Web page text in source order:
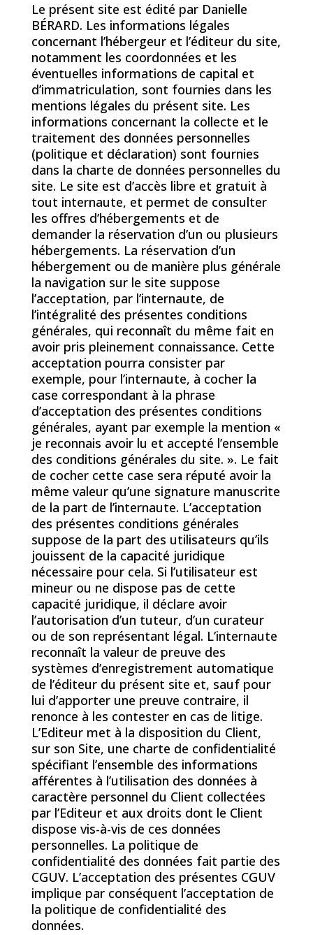
Le présent site est édité par Danielle
BÉRARD. Les informations légales
concernant l’hébergeur et l’éditeur du site,
notamment les coordonnées et les
éventuelles informations de capital et
d’immatriculation, sont fournies dans les
mentions légales du présent site. Les
informations concernant la collecte et le
traitement des données personnelles
(politique et déclaration) sont fournies
dans la charte de données personnelles du
site. Le site est d’accès libre et gratuit à
tout internaute, et permet de consulter
les offres d’hébergements et de
demander la réservation d’un ou plusieurs
hébergements. La réservation d’un
hébergement ou de manière plus générale
la navigation sur le site suppose
l’acceptation, par l’internaute, de
l’intégralité des présentes conditions
générales, qui reconnaît du même fait en
avoir pris pleinement connaissance. Cette
acceptation pourra consister par
exemple, pour l’internaute, à cocher la
case correspondant à la phrase
d’acceptation des présentes conditions
générales, ayant par exemple la mention «
je reconnais avoir lu et accepté l’ensemble
des conditions générales du site. ». Le fait
de cocher cette case sera réputé avoir la
même valeur qu’une signature manuscrite
de la part de l’internaute. L’acceptation
des présentes conditions générales
suppose de la part des utilisateurs qu’ils
jouissent de la capacité juridique
nécessaire pour cela. Si l’utilisateur est
mineur ou ne dispose pas de cette
capacité juridique, il déclare avoir
l’autorisation d’un tuteur, d’un curateur
ou de son représentant légal. L’internaute
reconnaît la valeur de preuve des
systèmes d’enregistrement automatique
de l’éditeur du présent site et, sauf pour
lui d’apporter une preuve contraire, il
renonce à les contester en cas de litige.
L’Editeur met à la disposition du Client,
sur son Site, une charte de confidentialité
spécifiant l’ensemble des informations
afférentes à l’utilisation des données à
caractère personnel du Client collectées
par l’Editeur et aux droits dont le Client
dispose vis-à-vis de ces données
personnelles. La politique de
confidentialité des données fait partie des
CGUV. L’acceptation des présentes CGUV
implique par conséquent l’acceptation de
la politique de confidentialité des
données.